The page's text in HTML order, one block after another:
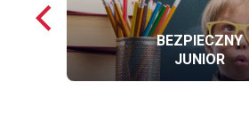
Poprzednie
loga
BEZPIECZNY
JUNIOR